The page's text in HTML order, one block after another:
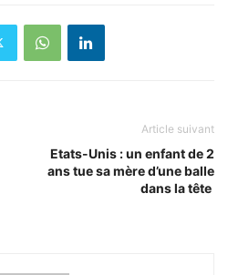
Article suivant
Etats-Unis : un enfant de 2
ans tue sa mère d’une balle
dans la tête